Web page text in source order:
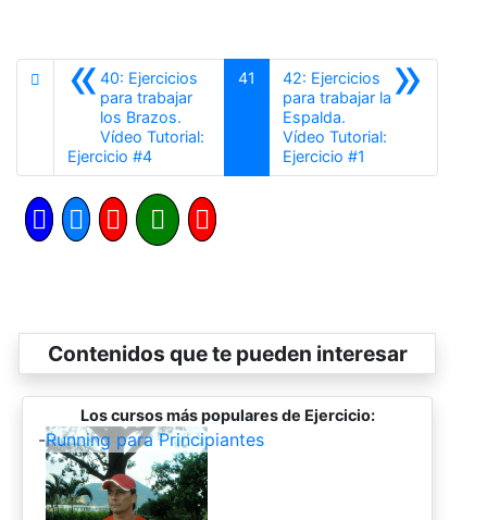
«40: Ejercicios
para trabajar
los Brazos.
Vídeo Tutorial:
Ejercicio #4Anterior
41 »
42: Ejercicios
para trabajar la
Espalda.
Vídeo Tutorial:
Ejercicio #1
Contenidos que te pueden interesar
Los cursos más populares de Ejercicio:
-Running para Principiantes